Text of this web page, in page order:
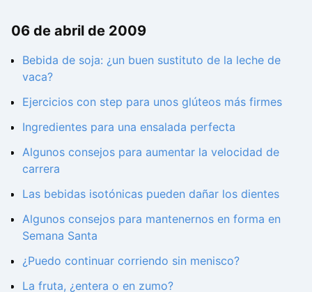
06 de abril de 2009
Bebida de soja: ¿un buen sustituto de la leche de
vaca?
Ejercicios con step para unos glúteos más firmes
Ingredientes para una ensalada perfecta
Algunos consejos para aumentar la velocidad de
carrera
Las bebidas isotónicas pueden dañar los dientes
Algunos consejos para mantenernos en forma en
Semana Santa
¿Puedo continuar corriendo sin menisco?
La fruta, ¿entera o en zumo?